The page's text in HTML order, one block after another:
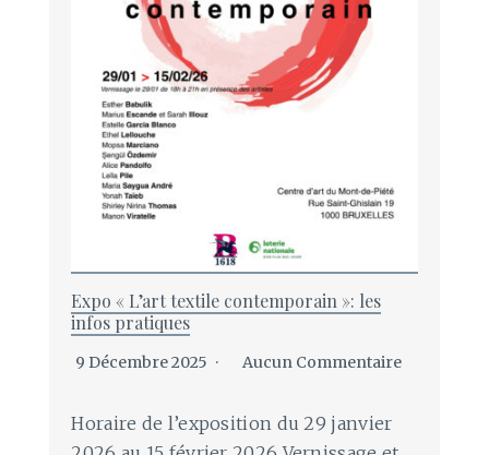
Expo « L’art textile contemporain »: les
infos pratiques
9 Décembre 2025 Aucun Commentaire
Horaire de l’exposition du 29 janvier